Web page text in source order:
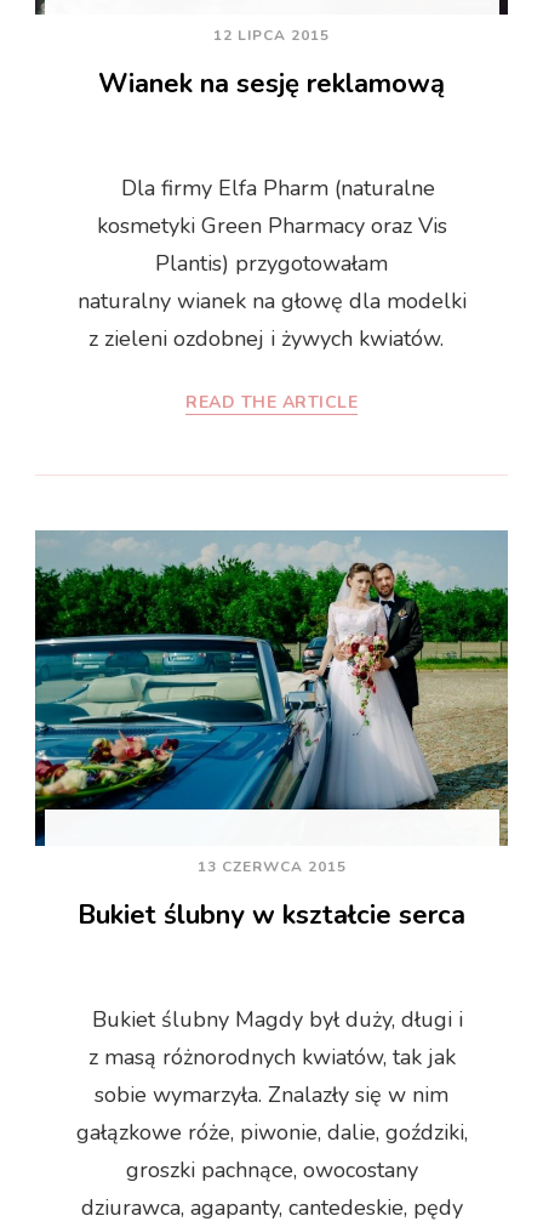
12 LIPCA 2015
Wianek na sesję reklamową
Dla firmy Elfa Pharm (naturalne
kosmetyki Green Pharmacy oraz Vis
Plantis) przygotowałam
naturalny wianek na głowę dla modelki
z zieleni ozdobnej i żywych kwiatów.
READ THE ARTICLE
13 CZERWCA 2015
Bukiet ślubny w kształcie serca
Bukiet ślubny Magdy był duży, długi i
z masą różnorodnych kwiatów, tak jak
sobie wymarzyła. Znalazły się w nim
gałązkowe róże, piwonie, dalie, goździki,
groszki pachnące, owocostany
dziurawca, agapanty, cantedeskie, pędy